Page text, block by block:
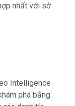
nhất với sở
Intelligence
phá bằng